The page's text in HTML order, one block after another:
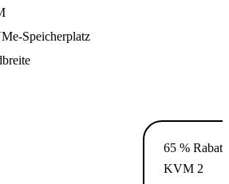
Speicherplatz
65 % Rabatt
KVM 2